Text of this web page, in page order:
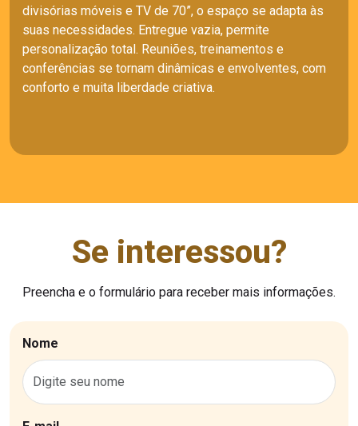
divisórias móveis e TV de 70”, o espaço se adapta às
suas necessidades. Entregue vazia, permite
personalização total. Reuniões, treinamentos e
conferências se tornam dinâmicas e envolventes, com
conforto e muita liberdade criativa.
Se interessou?
Preencha e o formulário para receber mais informações.
Nome